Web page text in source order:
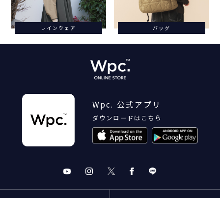
レインウェア バッグ
Wpc. 公式アプリ
ダウンロードはこちら